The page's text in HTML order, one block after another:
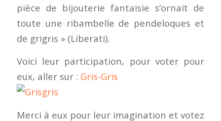
pièce de bijouterie fantaisie s’ornait de
toute une ribambelle de pendeloques et
de grigris » (Liberati).
Voici leur participation, pour voter pour
eux, aller sur : Gris-Gris
Merci à eux pour leur imagination et votez